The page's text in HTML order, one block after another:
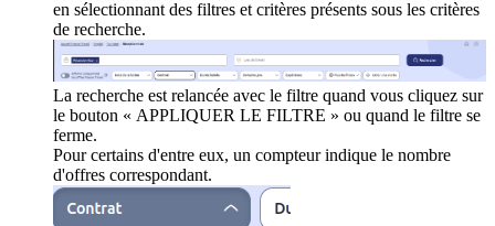
en sélectionnant des filtres et critères présents sous les critères
de recherche.
La recherche est relancée avec le filtre quand vous cliquez sur
le bouton « APPLIQUER LE FILTRE » ou quand le filtre se
ferme.
Pour certains d'entre eux, un compteur indique le nombre
d'offres correspondant.